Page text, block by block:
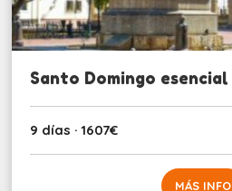
Santo Domingo esencial
9 días · 1607€
MÁS INFO